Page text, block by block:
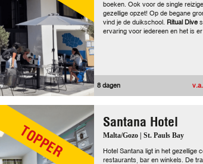
boeken. Ook voor de single
gezellige opzet! Op de begane
vind je de duikschool.
Ritual Dive
ervaring voor iedereen en het is
8 dagen
TOPPER
Santana Hotel
Malta/Gozo | St. Pauls Bay
Hotel Santana ligt in het gezellige
restaurants, bar en winkels. De